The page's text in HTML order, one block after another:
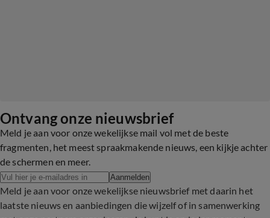
Ontvang onze nieuwsbrief
Meld je aan voor onze wekelijkse mail vol met de beste
fragmenten, het meest spraakmakende nieuws, een kijkje achter
de schermen en meer.
Aanmelden
Meld je aan voor onze wekelijkse nieuwsbrief met daarin het
laatste nieuws en aanbiedingen die wijzelf of in samenwerking